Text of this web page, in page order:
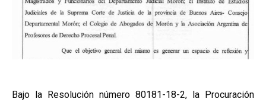
Bajo la Resolución número 80181-18-2, la Procuración